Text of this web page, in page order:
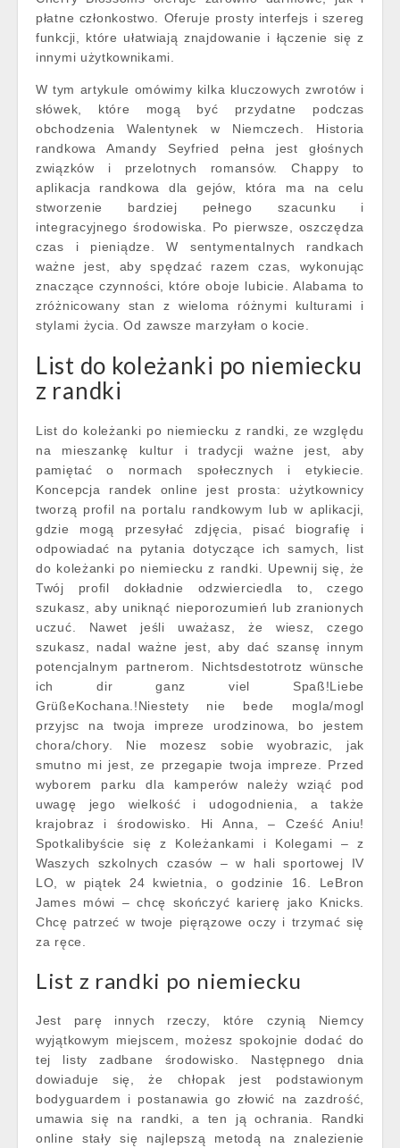
płatne członkostwo. Oferuje prosty interfejs i szereg
funkcji, które ułatwiają znajdowanie i łączenie się z
innymi użytkownikami.
W tym artykule omówimy kilka kluczowych zwrotów i
słówek, które mogą być przydatne podczas
obchodzenia Walentynek w Niemczech. Historia
randkowa Amandy Seyfried pełna jest głośnych
związków i przelotnych romansów. Chappy to
aplikacja randkowa dla gejów, która ma na celu
stworzenie bardziej pełnego szacunku i
integracyjnego środowiska. Po pierwsze, oszczędza
czas i pieniądze. W sentymentalnych randkach
ważne jest, aby spędzać razem czas, wykonując
znaczące czynności, które oboje lubicie. Alabama to
zróżnicowany stan z wieloma różnymi kulturami i
stylami życia. Od zawsze marzyłam o kocie.
List do koleżanki po niemiecku
z randki
List do koleżanki po niemiecku z randki, ze względu
na mieszankę kultur i tradycji ważne jest, aby
pamiętać o normach społecznych i etykiecie.
Koncepcja randek online jest prosta: użytkownicy
tworzą profil na portalu randkowym lub w aplikacji,
gdzie mogą przesyłać zdjęcia, pisać biografię i
odpowiadać na pytania dotyczące ich samych, list
do koleżanki po niemiecku z randki. Upewnij się, że
Twój profil dokładnie odzwierciedla to, czego
szukasz, aby uniknąć nieporozumień lub zranionych
uczuć. Nawet jeśli uważasz, że wiesz, czego
szukasz, nadal ważne jest, aby dać szansę innym
potencjalnym partnerom. Nichtsdestotrotz wünsche
ich dir ganz viel Spaß!Liebe
GrüßeKochana.!Niestety nie bede mogla/mogl
przyjsc na twoja impreze urodzinowa, bo jestem
chora/chory. Nie mozesz sobie wyobrazic, jak
smutno mi jest, ze przegapie twoja impreze. Przed
wyborem parku dla kamperów należy wziąć pod
uwagę jego wielkość i udogodnienia, a także
krajobraz i środowisko. Hi Anna, – Cześć Aniu!
Spotkalibyście się z Koleżankami i Kolegami – z
Waszych szkolnych czasów – w hali sportowej IV
LO, w piątek 24 kwietnia, o godzinie 16. LeBron
James mówi – chcę skończyć karierę jako Knicks.
Chcę patrzeć w twoje pięrązowe oczy i trzymać się
za ręce.
List z randki po niemiecku
Jest parę innych rzeczy, które czynią Niemcy
wyjątkowym miejscem, możesz spokojnie dodać do
tej listy zadbane środowisko. Następnego dnia
dowiaduje się, że chłopak jest podstawionym
bodyguardem i postanawia go złowić na zazdrość,
umawia się na randki, a ten ją ochrania. Randki
online stały się najlepszą metodą na znalezienie